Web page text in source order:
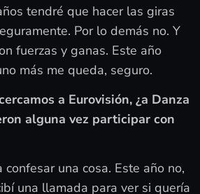
tendré que hacer las giras
Por lo demás no. Y
fuerzas y ganas. Este año
más me queda, seguro.
a Eurovisión, ¿a Danza
alguna vez participar con
una cosa. Este año no,
una llamada para ver si quería